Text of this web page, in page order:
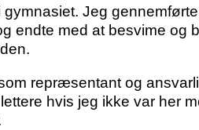
Jeg
endte med at besvime og
repræsentant og
hvis jeg ikke var her